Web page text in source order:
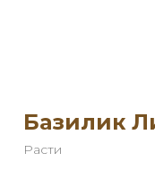
Базилик
Расти